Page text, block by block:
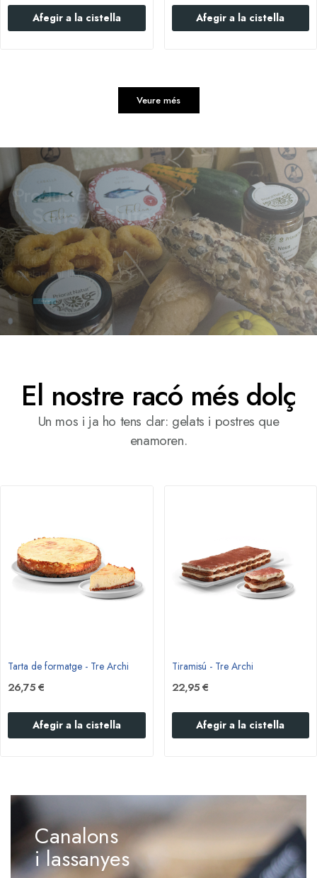
Afegir a la cistella Afegir a la cistella
Veure més
Productes
Sense Gluten
Disposem d'una gran selecció de
productes exclusius i gourmet,
completament lliures de gluten.
Comprar
El nostre racó més dolç
Un mos i ja ho tens clar: gelats i postres que
enamoren.
Tarta de formatge - Tre Archi
26,75 €
Afegir a la cistella
Tiramisú - Tre Archi
22,95 €
Afegir a la cistella
Canalons
i lassanyes